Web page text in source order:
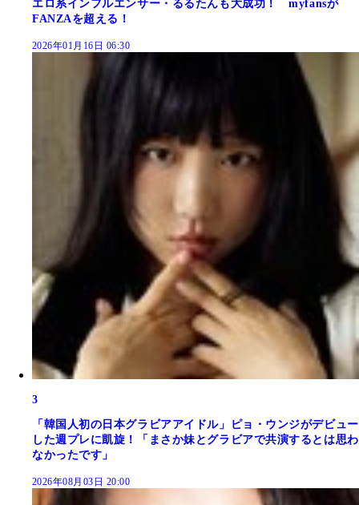
エロ系インフルエンサー・るるたんも大成功！ myfansが
FANZAを超える！
2026年01月16日 06:30
3
「韓国人初の日本グラビアアイドル」ピョ・ウンジがデビュー
した週プレに凱旋！「まさか妹とグラビアで共演するとは思わ
なかったです」
2026年08月03日 20:00